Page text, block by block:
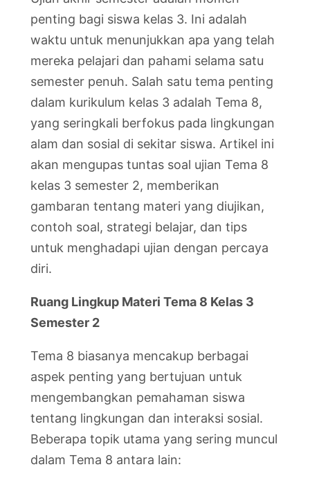
penting bagi siswa kelas 3. Ini adalah
waktu untuk menunjukkan apa yang telah
mereka pelajari dan pahami selama satu
semester penuh. Salah satu tema penting
dalam kurikulum kelas 3 adalah Tema 8,
yang seringkali berfokus pada lingkungan
alam dan sosial di sekitar siswa. Artikel ini
akan mengupas tuntas soal ujian Tema 8
kelas 3 semester 2, memberikan
gambaran tentang materi yang diujikan,
contoh soal, strategi belajar, dan tips
untuk menghadapi ujian dengan percaya
diri.
Ruang Lingkup Materi Tema 8 Kelas 3
Semester 2
Tema 8 biasanya mencakup berbagai
aspek penting yang bertujuan untuk
mengembangkan pemahaman siswa
tentang lingkungan dan interaksi sosial.
Beberapa topik utama yang sering muncul
dalam Tema 8 antara lain: